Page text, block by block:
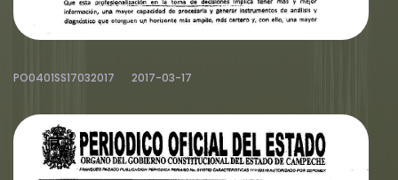
PO0401SS17032017 2017-03-17